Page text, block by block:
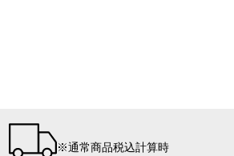
※通常商品税込計算時